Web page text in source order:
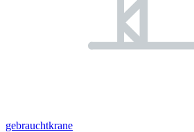
gebrauchtkrane